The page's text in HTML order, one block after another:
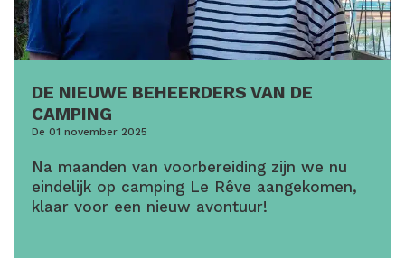
DE NIEUWE BEHEERDERS VAN DE
CAMPING
De 01 november 2025
Na maanden van voorbereiding zijn we nu
eindelijk op camping Le Rêve aangekomen,
klaar voor een nieuw avontuur!